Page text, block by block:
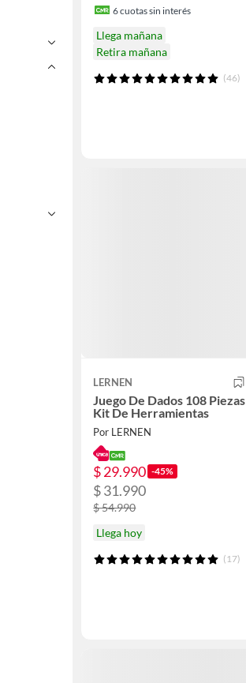
6cuotas sin interés
Llega mañana
Retira mañana
(46)
LERNEN
Juego De Dados 108 Piezas
Kit De Herramientas
Por LERNEN
$ 29.990 -45%
$ 31.990
$ 54.990
Llega hoy
(17)